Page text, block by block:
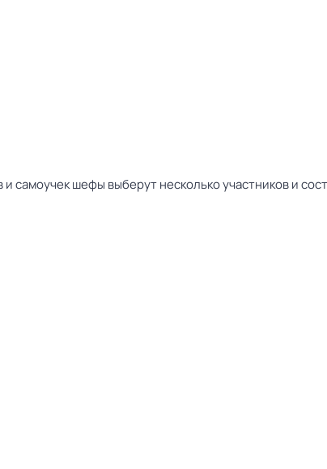
самоучек шефы выберут несколько участников и